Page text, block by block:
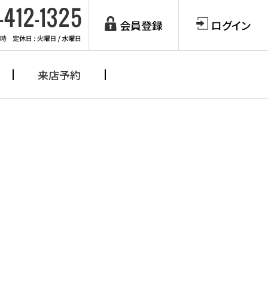
会員登録 ログイン
来店予約